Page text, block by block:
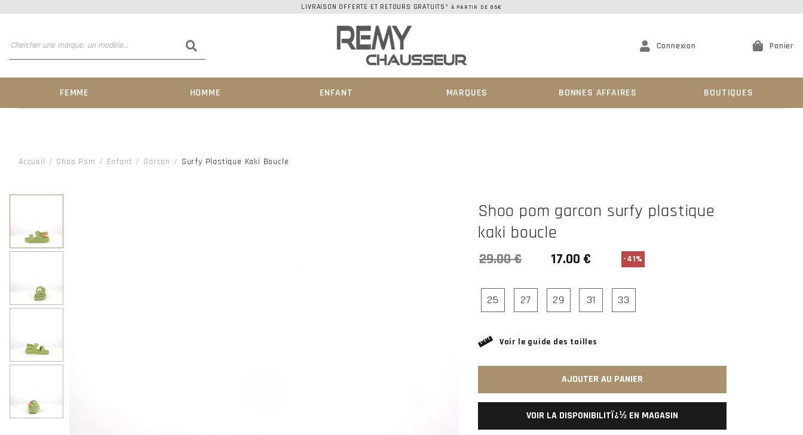
LIVRAISON OFFERTE ET RETOURS GRATUITS* À PARTIR DE 85€
Connexion Panier
FEMME HOMME ENFANT MARQUES BONNES AFFAIRES BOUTIQUES
Accueil Shoo Pom Enfant Garcon Surfy Plastique Kaki Boucle
Shoo pom garcon surfy plastique
kaki boucle
-41%
25 27 29 31 33
Voir le guide des tailles
AJOUTER AU PANIER
VOIR LA DISPONIBILITÏ¿½ EN MAGASIN